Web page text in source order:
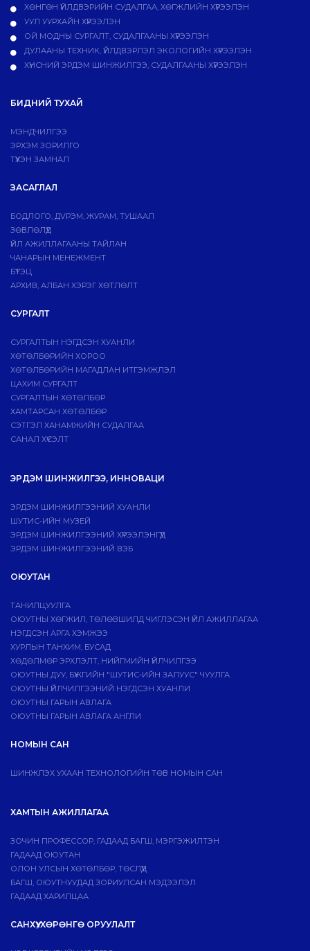
ХӨНГӨН ҮЙЛДВЭРИЙН СУДАЛГАА, ХӨГЖЛИЙН ХҮРЭЭЛЭН
УУЛ УУРХАЙН ХҮРЭЭЛЭН
ОЙ МОДНЫ СУРГАЛТ, СУДАЛГААНЫ ХҮРЭЭЛЭН
ДУЛААНЫ ТЕХНИК, ҮЙЛДВЭРЛЭЛ ЭКОЛОГИЙН ХҮРЭЭЛЭН
ХҮНСНИЙ ЭРДЭМ ШИНЖИЛГЭЭ, СУДАЛГААНЫ ХҮРЭЭЛЭН
БИДНИЙ ТУХАЙ
МЭНДЧИЛГЭЭ
ЭРХЭМ ЗОРИЛГО
ТҮҮХЭН ЗАМНАЛ
ЗАСАГЛАЛ
БОДЛОГО, ДVРЭМ, ЖУРАМ, ТУШААЛ
ЗӨВЛӨЛҮҮД
ҮЙЛ АЖИЛЛАГААНЫ ТАЙЛАН
ЧАНАРЫН МЕНЕЖМЕНТ
БҮТЭЦ
АРХИВ, АЛБАН ХЭРЭГ ХӨТЛӨЛТ
СУРГАЛТ
СУРГАЛТЫН НЭГДСЭН ХУАНЛИ
ХӨТӨЛБӨРИЙН ХОРОО
ХӨТӨЛБӨРИЙН МАГАДЛАН ИТГЭМЖЛЭЛ
ЦАХИМ СУРГАЛТ
СУРГАЛТЫН ХӨТӨЛБӨР
ХАМТАРСАН ХӨТӨЛБӨР
СЭТГЭЛ ХАНАМЖИЙН СУДАЛГАА
САНАЛ ХҮСЭЛТ
ЭРДЭМ ШИНЖИЛГЭЭ, ИННОВАЦИ
ЭРДЭМ ШИНЖИЛГЭЭНИЙ ХУАНЛИ
ШУТИС-ИЙН МУЗЕЙ
ЭРДЭМ ШИНЖИЛГЭЭНИЙ ХҮРЭЭЛЭНГҮҮД
ЭРДЭМ ШИНЖИЛГЭЭНИЙ ВЭБ
ОЮУТАН
ТАНИЛЦУУЛГА
ОЮУТНЫ ХӨГЖИЛ, ТӨЛӨВШИЛД ЧИГЛЭСЭН ҮЙЛ АЖИЛЛАГАА
НЭГДСЭН АРГА ХЭМЖЭЭ
ХУРЛЫН ТАНХИМ, БУСАД
ХӨДӨЛМӨР ЭРХЛЭЛТ, НИЙГМИЙН ҮЙЛЧИЛГЭЭ
ОЮУТНЫ ДУУ, БҮЖГИЙН "ШУТИС-ИЙН ЗАЛУУС" ЧУУЛГА
ОЮУТНЫ ҮЙЛЧИЛГЭЭНИЙ НЭГДСЭН ХУАНЛИ
ОЮУТНЫ ГАРЫН АВЛАГА
ОЮУТНЫ ГАРЫН АВЛАГА АНГЛИ
НОМЫН САН
ШИНЖЛЭХ УХААН ТЕХНОЛОГИЙН ТӨВ НОМЫН САН
ХАМТЫН АЖИЛЛАГАА
ЗОЧИН ПРОФЕССОР, ГАДААД БАГШ, МЭРГЭЖИЛТЭН
ГАДААД ОЮУТАН
ОЛОН УЛСЫН ХӨТӨЛБӨР, ТӨСЛҮҮД
БАГШ, ОЮУТНУУДАД ЗОРИУЛСАН МЭДЭЭЛЭЛ
ГАДААД ХАРИЛЦАА
САНХҮҮ, ХӨРӨНГӨ ОРУУЛАЛТ